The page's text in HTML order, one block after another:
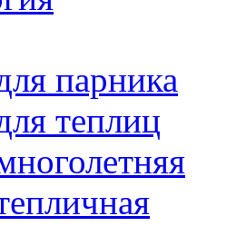
парника
теплиц